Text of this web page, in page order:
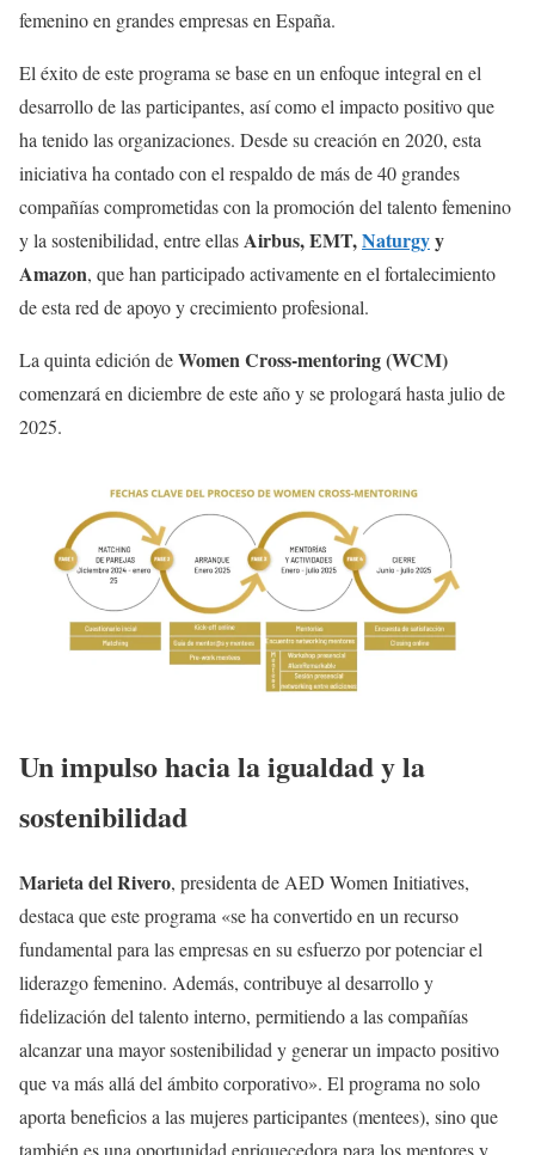
femenino en grandes empresas en España.
El éxito de este programa se base en un enfoque integral en el
desarrollo de las participantes, así como el impacto positivo que
ha tenido las organizaciones. Desde su creación en 2020, esta
iniciativa ha contado con el respaldo de más de 40 grandes
compañías comprometidas con la promoción del talento femenino
y la sostenibilidad, entre ellasAirbus, EMT,Naturgyy
Amazon, que han participado activamente en el fortalecimiento
de esta red de apoyo y crecimiento profesional.
La quinta edición deWomen Cross-mentoring (WCM)
comenzará en diciembre de este año y se prologará hasta julio de
2025.
Un impulso hacia la igualdad y la
sostenibilidad
Marieta del Rivero, presidenta de AED Women Initiatives,
destaca que este programa «se ha convertido en un recurso
fundamental para las empresas en su esfuerzo por potenciar el
liderazgo femenino. Además, contribuye al desarrollo y
fidelización del talento interno, permitiendo a las compañías
alcanzar una mayor sostenibilidad y generar un impacto positivo
que va más allá del ámbito corporativo». El programa no solo
aporta beneficios a las mujeres participantes (mentees), sino que
también es una oportunidad enriquecedora para los mentores y